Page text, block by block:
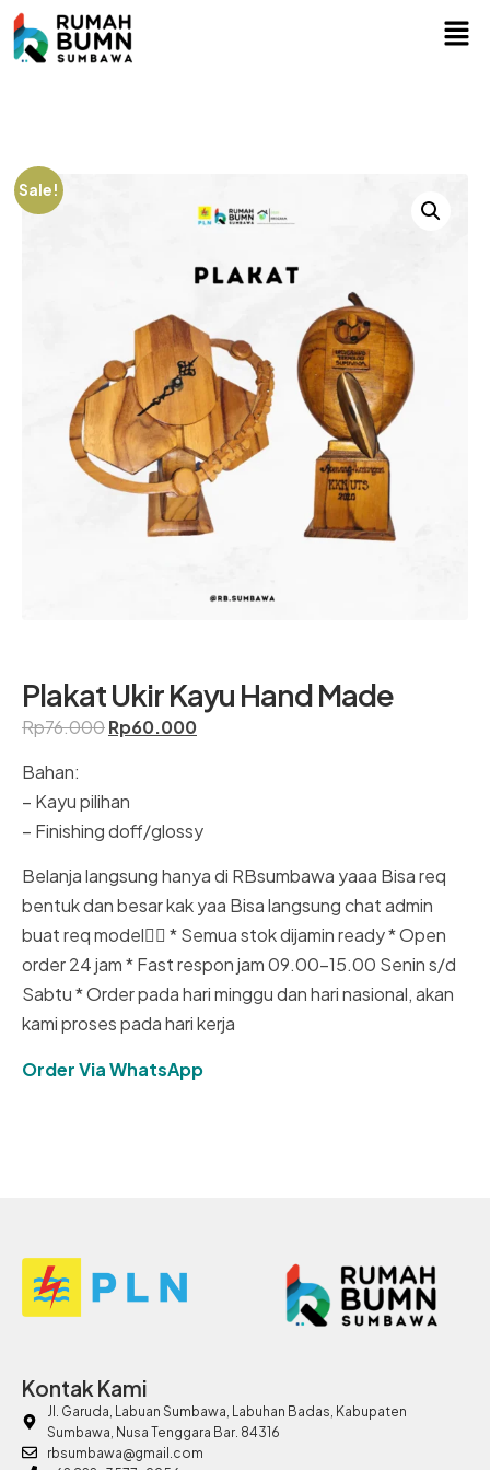
Sale!
Plakat Ukir Kayu Hand Made
Rp76.000Rp60.000
Bahan:
– Kayu pilihan
– Finishing doff/glossy
Belanja langsung hanya di RBsumbawa yaaa Bisa req
bentuk dan besar kak yaa Bisa langsung chat admin
buat req model☝🏻 * Semua stok dijamin ready * Open
order 24 jam * Fast respon jam 09.00-15.00 Senin s/d
Sabtu * Order pada hari minggu dan hari nasional, akan
kami proses pada hari kerja
Order Via WhatsApp
Kontak Kami
Jl. Garuda, Labuan Sumbawa, Labuhan Badas, Kabupaten
Sumbawa, Nusa Tenggara Bar. 84316
rbsumbawa@gmail.com